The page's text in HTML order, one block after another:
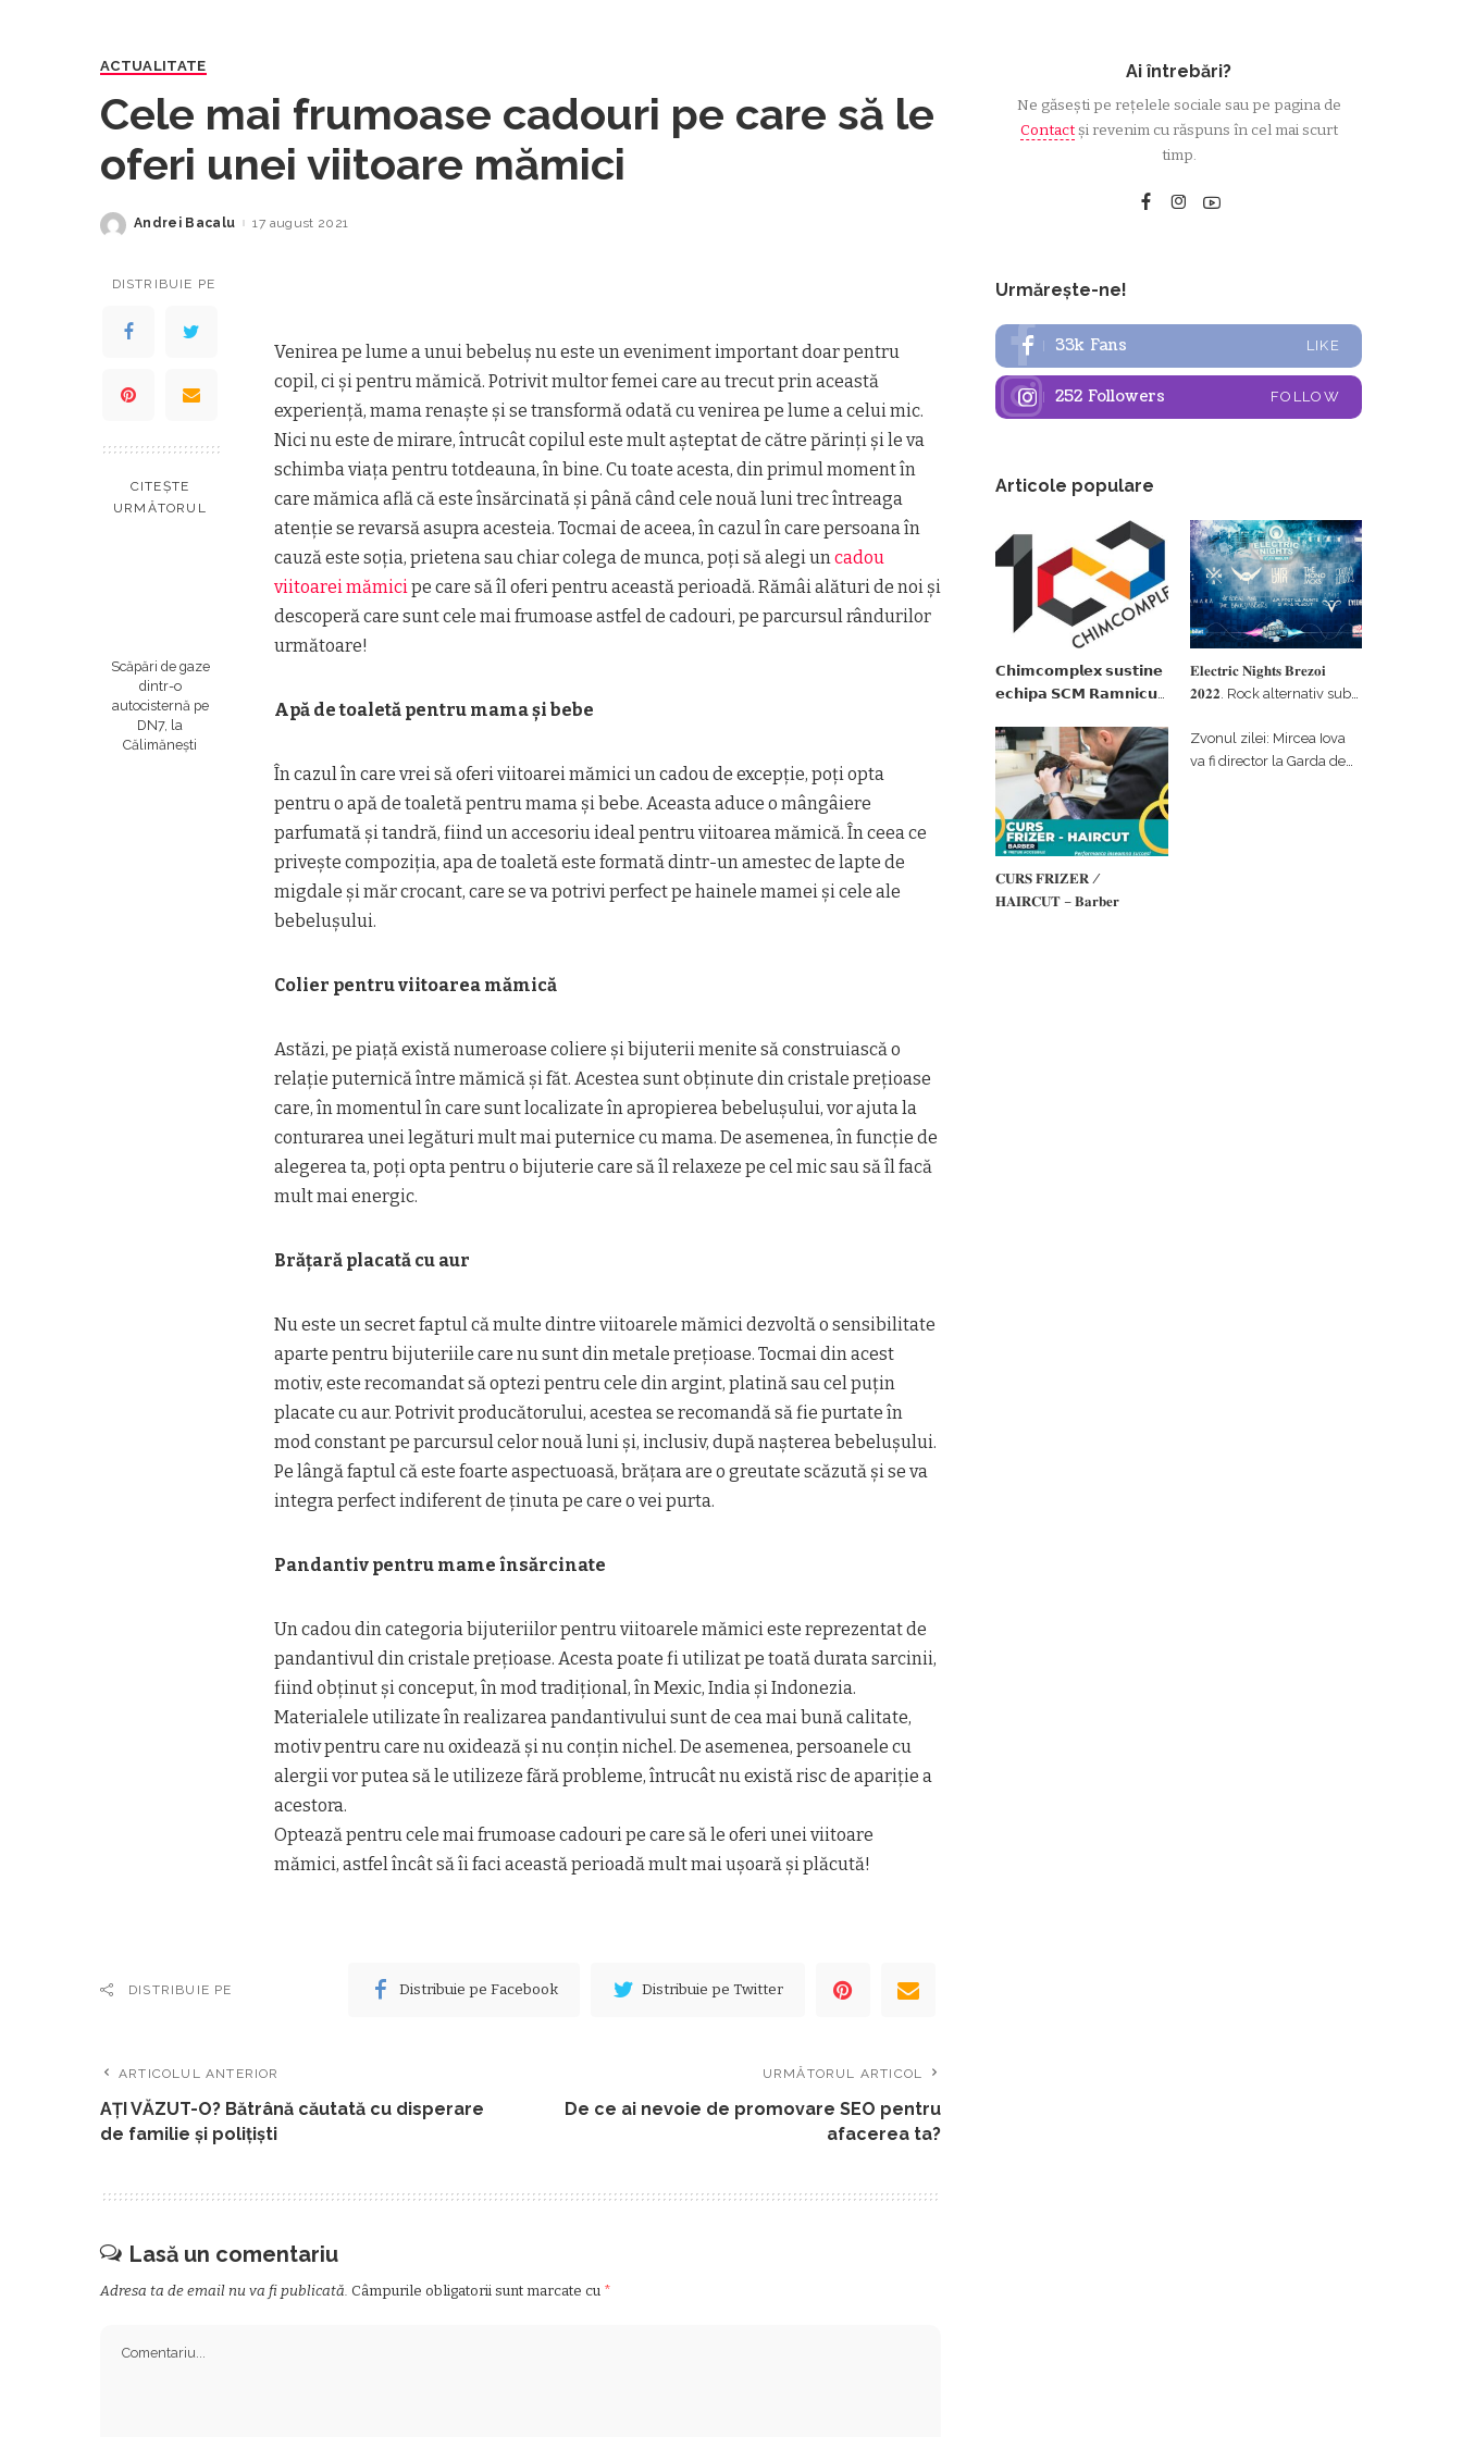
ACTUALITATE
Cele mai frumoase cadouri pe care să le
oferi unei viitoare mămici
Posted
Andrei Bacalu 17 august 2021
DISTRIBUIE PE
CITEȘTE
URMĂTORUL
Scăpări de gaze
dintr-o
autocisternă pe
DN7, la
Călimănești
Venirea pe lume a unui bebeluș nu este un eveniment important doar pentru
copil, ci și pentru mămică. Potrivit multor femei care au trecut prin această
experiență, mama renaște și se transformă odată cu venirea pe lume a celui mic.
Nici nu este de mirare, întrucât copilul este mult așteptat de către părinți și le va
schimba viața pentru totdeauna, în bine. Cu toate acesta, din primul moment în
care mămica află că este însărcinată și până când cele nouă luni trec întreaga
atenție se revarsă asupra acesteia. Tocmai de aceea, în cazul în care persoana în
cauză este soția, prietena sau chiar colega de munca, poți să alegi un cadou
viitoarei mămici pe care să îl oferi pentru această perioadă. Rămâi alături de noi și
descoperă care sunt cele mai frumoase astfel de cadouri, pe parcursul rândurilor
următoare!
Apă de toaletă pentru mama și bebe
În cazul în care vrei să oferi viitoarei mămici un cadou de excepție, poți opta
pentru o apă de toaletă pentru mama și bebe. Aceasta aduce o mângâiere
parfumată și tandră, fiind un accesoriu ideal pentru viitoarea mămică. În ceea ce
privește compoziția, apa de toaletă este formată dintr-un amestec de lapte de
migdale și măr crocant, care se va potrivi perfect pe hainele mamei și cele ale
bebelușului.
Colier pentru viitoarea mămică
Astăzi, pe piață există numeroase coliere și bijuterii menite să construiască o
relație puternică între mămică și făt. Acestea sunt obținute din cristale prețioase
care, în momentul în care sunt localizate în apropierea bebelușului, vor ajuta la
conturarea unei legături mult mai puternice cu mama. De asemenea, în funcție de
alegerea ta, poți opta pentru o bijuterie care să îl relaxeze pe cel mic sau să îl facă
mult mai energic.
Brățară placată cu aur
Nu este un secret faptul că multe dintre viitoarele mămici dezvoltă o sensibilitate
aparte pentru bijuteriile care nu sunt din metale prețioase. Tocmai din acest
motiv, este recomandat să optezi pentru cele din argint, platină sau cel puțin
placate cu aur. Potrivit producătorului, acestea se recomandă să fie purtate în
mod constant pe parcursul celor nouă luni și, inclusiv, după nașterea bebelușului.
Pe lângă faptul că este foarte aspectuoasă, brățara are o greutate scăzută și se va
integra perfect indiferent de ținuta pe care o vei purta.
Pandantiv pentru mame însărcinate
Un cadou din categoria bijuteriilor pentru viitoarele mămici este reprezentat de
pandantivul din cristale prețioase. Acesta poate fi utilizat pe toată durata sarcinii,
fiind obținut și conceput, în mod tradițional, în Mexic, India și Indonezia.
Materialele utilizate în realizarea pandantivului sunt de cea mai bună calitate,
motiv pentru care nu oxidează și nu conțin nichel. De asemenea, persoanele cu
alergii vor putea să le utilizeze fără probleme, întrucât nu există risc de apariție a
acestora.
Optează pentru cele mai frumoase cadouri pe care să le oferi unei viitoare
mămici, astfel încât să îi faci această perioadă mult mai ușoară și plăcută!
DISTRIBUIE PE Distribuie pe Facebook Distribuie pe Twitter
ARTICOLUL ANTERIOR
AȚI VĂZUT-O? Bătrână căutată cu disperare
de familie și polițiști
URMĂTORUL ARTICOL
De ce ai nevoie de promovare SEO pentru
afacerea ta?
Lasă un comentariu
Adresa ta de email nu va fi publicată. Câmpurile obligatorii sunt marcate cu *
Ai întrebări?
Ne găsești pe rețelele sociale sau pe pagina de
Contactși revenim cu răspuns în cel mai scurt
timp.
Urmărește-ne!
33k Fans LIKE
252 Followers FOLLOW
Articole populare
𝗖𝗵𝗶𝗺𝗰𝗼𝗺𝗽𝗹𝗲𝘅 𝘀𝘂𝘀𝘁𝗶𝗻𝗲
𝗲𝗰𝗵𝗶𝗽𝗮 𝗦𝗖𝗠 𝗥𝗮𝗺𝗻𝗶𝗰𝘂
𝗽𝗮𝗿𝘁𝗲𝗻𝗲𝗿 𝗳𝗶𝗻𝗮𝗻𝘁𝗮𝘁𝗼𝗿
𝐄𝐥𝐞𝐜𝐭𝐫𝐢𝐜 𝐍𝐢𝐠𝐡𝐭𝐬 𝐁𝐫𝐞𝐳𝐨𝐢
𝟐𝟎𝟐𝟐. Rock alternativ sub
#𝐁𝐫𝐞𝐳𝐨𝐢𝐮𝐥𝐋𝐮𝐦𝐢𝐢
𝐂𝐔𝐑𝐒 𝐅𝐑𝐈𝐙𝐄𝐑 /
𝐇𝐀𝐈𝐑𝐂𝐔𝐓 – 𝐁𝐚𝐫𝐛𝐞𝐫
Zvonul zilei: Mircea Iova
va fi director la Garda de